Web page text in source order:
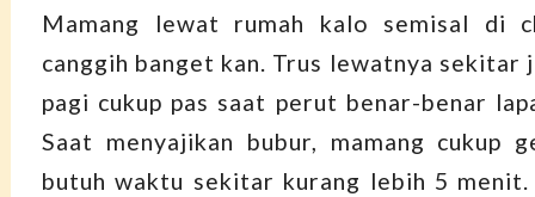
Mamang lewat rumah kalo semisal di
canggih banget kan. Trus lewatnya sekitar
pagi cukup pas saat perut benar-benar
Saat menyajikan bubur, mamang cukup
butuh waktu sekitar kurang lebih 5 menit.